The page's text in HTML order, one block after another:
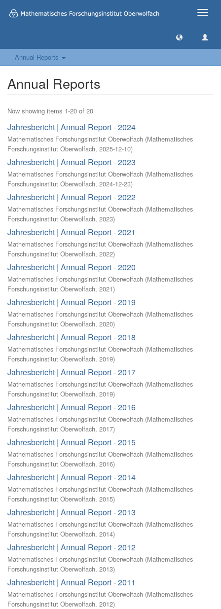
Toggle
Annual Reports
Annual Reports
Now showing items 1-20 of 20
Jahresbericht | Annual Report - 2024
Mathematisches Forschungsinstitut Oberwolfach (Mathematisches
Forschungsinstitut Oberwolfach, 2025-12-10)
Jahresbericht | Annual Report - 2023
Mathematisches Forschungsinstitut Oberwolfach (Mathematisches
Forschungsinstitut Oberwolfach, 2024-12-23)
Jahresbericht | Annual Report - 2022
Mathematisches Forschungsinstitut Oberwolfach (Mathematisches
Forschungsinstitut Oberwolfach, 2023)
Jahresbericht | Annual Report - 2021
Mathematisches Forschungsinstitut Oberwolfach (Mathematisches
Forschungsinstitut Oberwolfach, 2022)
Jahresbericht | Annual Report - 2020
Mathematisches Forschungsinstitut Oberwolfach (Mathematisches
Forschungsinstitut Oberwolfach, 2021)
Jahresbericht | Annual Report - 2019
Mathematisches Forschungsinstitut Oberwolfach (Mathematisches
Forschungsinstitut Oberwolfach, 2020)
Jahresbericht | Annual Report - 2018
Mathematisches Forschungsinstitut Oberwolfach (Mathematisches
Forschungsinstitut Oberwolfach, 2019)
Jahresbericht | Annual Report - 2017
Mathematisches Forschungsinstitut Oberwolfach (Mathematisches
Forschungsinstitut Oberwolfach, 2019)
Jahresbericht | Annual Report - 2016
Mathematisches Forschungsinstitut Oberwolfach (Mathematisches
Forschungsinstitut Oberwolfach, 2017)
Jahresbericht | Annual Report - 2015
Mathematisches Forschungsinstitut Oberwolfach (Mathematisches
Forschungsinstitut Oberwolfach, 2016)
Jahresbericht | Annual Report - 2014
Mathematisches Forschungsinstitut Oberwolfach (Mathematisches
Forschungsinstitut Oberwolfach, 2015)
Jahresbericht | Annual Report - 2013
Mathematisches Forschungsinstitut Oberwolfach (Mathematisches
Forschungsinstitut Oberwolfach, 2014)
Jahresbericht | Annual Report - 2012
Mathematisches Forschungsinstitut Oberwolfach (Mathematisches
Forschungsinstitut Oberwolfach, 2013)
Jahresbericht | Annual Report - 2011
Mathematisches Forschungsinstitut Oberwolfach (Mathematisches
Forschungsinstitut Oberwolfach, 2012)